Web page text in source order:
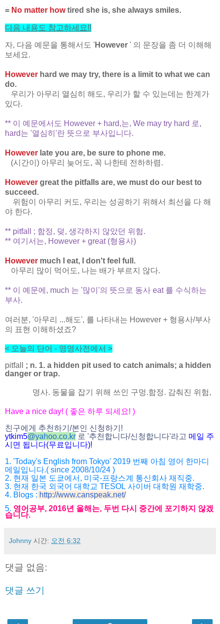
= No matter howtired she is, she always smiles.
다음 내용도 참고하세요!!
자, 다음 예문을 통해서도 'However ' 의 문장을 좀 더 이해해
보세요.
However hard we may try, there is a limit to what we can
do.
우리가 아무리 열심히 해도, 우리가 할 수 있는데는 한계가
있다.
** 이 예문에서도 However + hard,는, We may try hard 로,
hard는 '열심히'란 뜻으로 부사입니다.
However late you are, be sure to phone me.
(시간이) 아무리 늦어도, 꼭 나한테 전하하렴.
However great the pitfalls are, we must do our best to
succeed.
위험이 아무리 커도, 우리는 성공하기 위해서 최선을 다 해
야 한다.
** pitfall ; 함정, 덪, 생각하지 않았던 위험.
** 여기서는, However + great (형용사)
However much I eat, I don't feel full.
아무리 많이 먹어도, 나는 배가 부르지 않다.
** 이 예문에, much 는 '많이'의 뜻으로 동사 eat 를 수식하는
부사.
여러분, '아무리 ...해도', 를 나타내는 However + 형용사/부사
의 표현 이해하셨죠?
< 오늘의 단어 - 영영사전에서 >
pitfall
; n. 1. a hidden pit used to catch animals; a hidden
danger or trap.
명사. 동물을 잡기 위해 쓰인 구멍.함정. 감춰진 위험,
Have a nice day! ( 좋은 하루 되세요! )
친구에게 추천하기 /본인 신청하기 !
ytkim5@yahoo.co.kr 로 '추천합니다/신청합니다'라고 메일 주
시면 됩니다(무료입니다)!
1. 'Today's English from Tokyo' 2019 번째 아침 영어 한마디
메일입니다.( since 2008/10/24 )
2. 현재 일본 도쿄에서 , 미국-프랑스계 통신회사 재직중.
3. 현재 한국 외국어 대학교 TESOL 사이버 대학원 재학중.
4. Blogs : http://www.canspeak.net/
5. 영어공부, 2016년 올해는, 두번 다시 중간에 포기하지 않겠
습니다.
Johnny 시간: 오전 6:32
댓글 없음:
댓글 쓰기